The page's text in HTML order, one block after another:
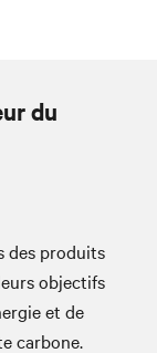
du
des produits
objectifs
et de
carbone.